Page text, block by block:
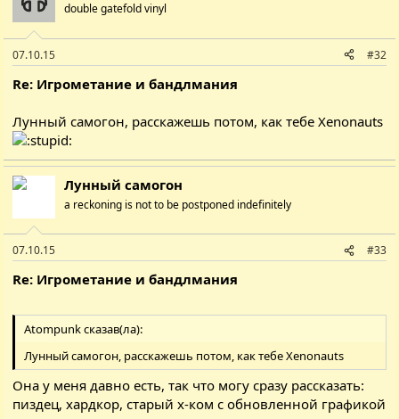
double gatefold vinyl
07.10.15 #32
Re: Игрометание и бандлмания
Лунный самогон, расскажешь потом, как тебе Xenonauts
Лунный самогон
a reckoning is not to be postponed indefinitely
07.10.15 #33
Re: Игрометание и бандлмания
Atompunk сказав(ла):
Лунный самогон, расскажешь потом, как тебе Xenonauts
Она у меня давно есть, так что могу сразу рассказать:
пиздец, хардкор, старый х-ком с обновленной графикой